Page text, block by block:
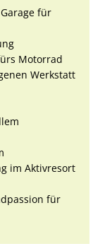
für
Motorrad
Werkstatt
im Aktivresort
für